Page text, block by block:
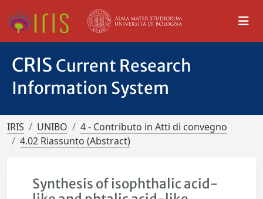
CRIS Current Research
Information System
IRIS UNIBO
4 - Contributo in Atti di convegno
4.02 Riassunto (Abstract)
Synthesis of isophthalic acid-